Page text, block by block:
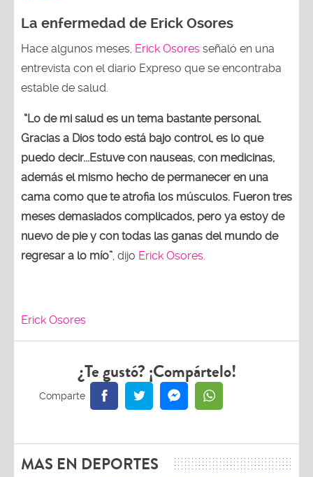
La enfermedad de Erick Osores
Hace algunos meses, Erick Osores señaló en una
entrevista con el diario Expreso que se encontraba
estable de salud.
“Lo de mi salud es un tema bastante personal.
Gracias a Dios todo está bajo control, es lo que
puedo decir...Estuve con nauseas, con medicinas,
además el mismo hecho de permanecer en una
cama como que te atrofia los músculos. Fueron tres
meses demasiados complicados, pero ya estoy de
nuevo de pie y con todas las ganas del mundo de
regresar a lo mío”, dijo Erick Osores.
Erick Osores
¿Te gustó? ¡Compártelo!
MAS EN DEPORTES